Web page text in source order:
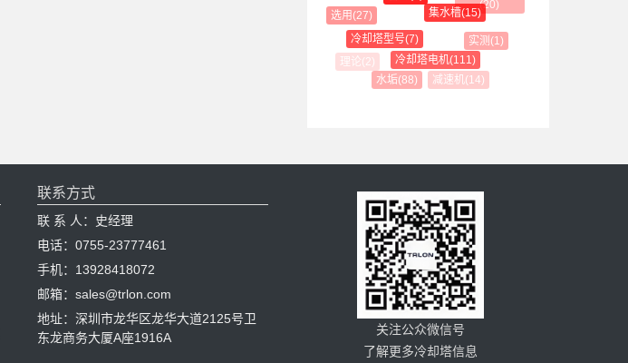
选用(27)
冷却塔型号(7)
水垢(88)
冷却塔电机(111)
集水槽(15)
减速机(14)
实测(1)
联系方式
联 系 人：史经理
电话：0755-23777461
手机：13928418072
邮箱：sales@trlon.com
地址：深圳市龙华区龙华大道2125号卫
东龙商务大厦A座1916A
关注公众微信号
了解更多冷却塔信息